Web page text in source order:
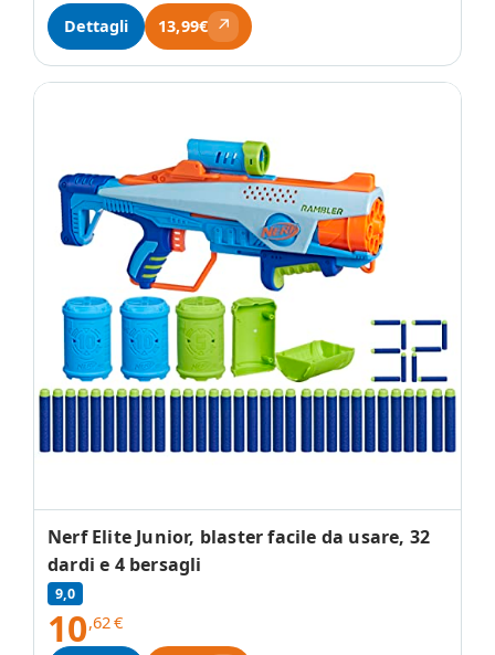
Dettagli 13,99€ ↗
Nerf Elite Junior, blaster facile da usare, 32
dardi e 4 bersagli
9,0
10,62€